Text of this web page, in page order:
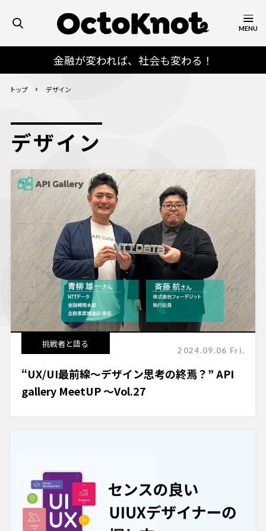
金融が変われば、社会も変わる！
MENU
トップ デザイン
デザイン
挑戦者と語る
2024.09.06 Fri.
“UX/UI最前線～デザイン思考の終焉？” API
gallery MeetUP ～Vol.27